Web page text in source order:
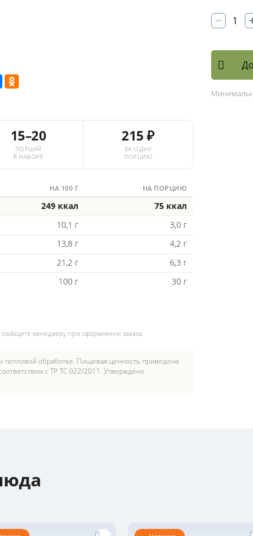
15–20
ПОРЦИЙ
В НАБОРЕ
215 ₽
ЗА ОДНУ
ПОРЦИЮ
НА 100 Г НА ПОРЦИЮ
249 ккал
75 ккал
10,1 г
3,0 г
13,8 г
4,2 г
21,2 г
6,3 г
100 г 30 г
менеджеру при оформлении заказа.
тепловой обработке. Пищевая ценность приведена
с ТР ТС 022/2011. Утверждено